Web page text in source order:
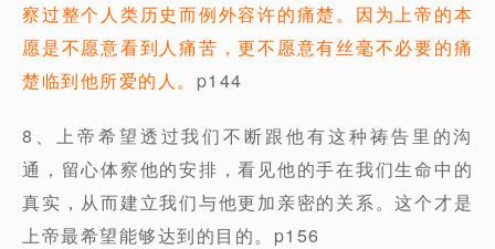
察过整个人类历史而例外容许的痛楚。因为上帝的本
愿是不愿意看到人痛苦，更不愿意有丝毫不必要的痛
楚临到他所爱的人。 p144
8、上帝希望透过我们不断跟他有这种祷告里的沟
通，留心体察他的安排，看见他的手在我们生命中的
真实，从而建立我们与他更加亲密的关系。这个才是
上帝最希望能够达到的目的。p156